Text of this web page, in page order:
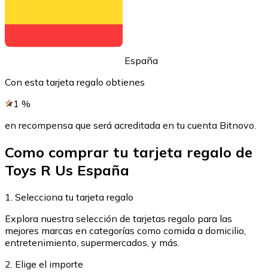
Utiliza tarjetas Visa y Mastercard para comprar
Ir a la tienda de tarjetas regalo
España
Con esta tarjeta regalo obtienes
1 %
en recompensa que será acreditada en tu cuenta Bitnovo.
Como comprar tu tarjeta regalo de
Toys R Us España
1. Selecciona tu tarjeta regalo
Explora nuestra selección de tarjetas regalo para las
mejores marcas en categorías como comida a domicilio,
entretenimiento, supermercados, y más.
2. Elige el importe